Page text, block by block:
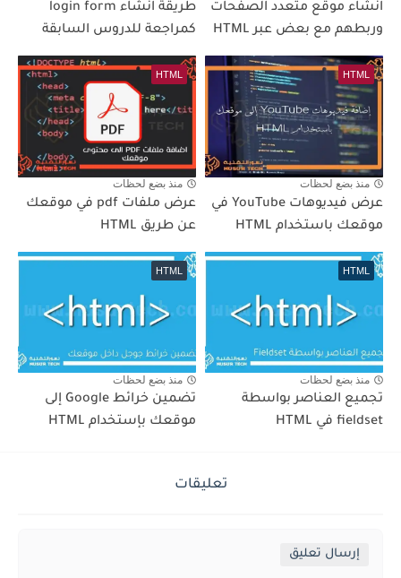
انشاء موقع متعدد الصفحات
وربطهم مع بعض عبر HTML
طريقة انشاء login form
كمراجعة للدروس السابقة
HTML
منذ بضع لحظات
عرض فيديوهات YouTube في
موقعك باستخدام HTML
HTML
منذ بضع لحظات
عرض ملفات pdf في موقعك
عن طريق HTML
HTML
منذ بضع لحظات
تجميع العناصر بواسطة
fieldset في HTML
HTML
منذ بضع لحظات
تضمين خرائط Google إلى
موقعك بإستخدام HTML
تعليقات
إرسال تعليق